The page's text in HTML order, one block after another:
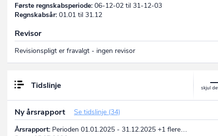
Første regnskabsperiode: 06-12-02 til 31-12-03
Regnskabsår: 01.01 til 31.12
Revisor
Revisionspligt er fravalgt - ingen revisor
Tidslinje
Ny årsrapport
Se tidslinje (34)
Årsrapport: Perioden 01.01.2025 - 31.12.2025 +1 flere…